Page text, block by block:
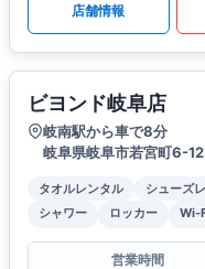
店舗情報
ビヨンド岐阜店
岐南駅から車で8分
岐阜県岐阜市若宮町6-
タオルレンタル シューズ
シャワー
ロッカー Wi-
営業時間